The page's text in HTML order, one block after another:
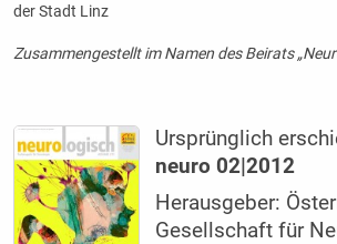
der Stadt Linz
Zusammengestellt im Namen des Beirats
Ursprünglich
neuro 02|2012
Herausgeber:
Gesellschaft für